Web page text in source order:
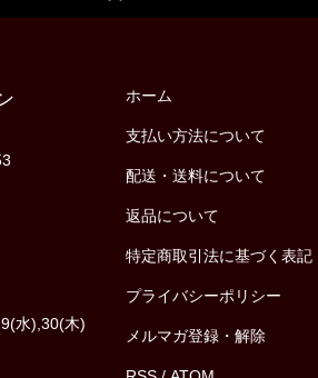
水),30(木)
ホーム
支払い方法について
配送・送料について
返品について
特定商取引法に基づく表記
プライバシーポリシー
メルマガ登録・解除